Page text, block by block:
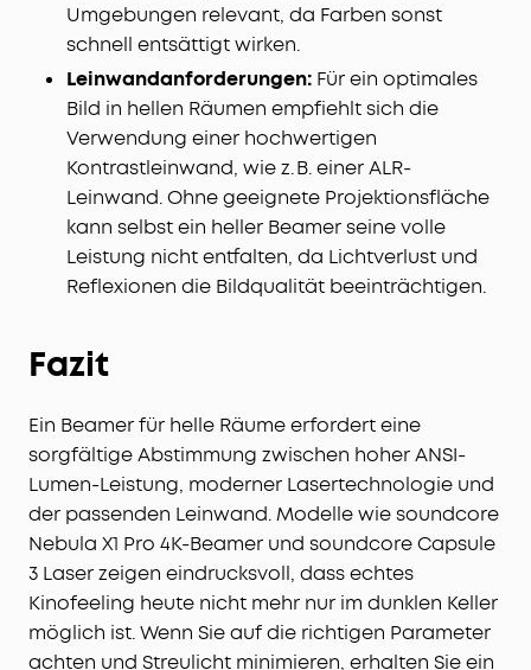
Umgebungen relevant, da Farben sonst
schnell entsättigt wirken.
Leinwandanforderungen: Für ein optimales
Bild in hellen Räumen empfiehlt sich die
Verwendung einer hochwertigen
Kontrastleinwand, wie z. B. einer ALR-
Leinwand. Ohne geeignete Projektionsfläche
kann selbst ein heller Beamer seine volle
Leistung nicht entfalten, da Lichtverlust und
Reflexionen die Bildqualität beeinträchtigen.
Fazit
Ein Beamer für helle Räume erfordert eine
sorgfältige Abstimmung zwischen hoher ANSI-
Lumen-Leistung, moderner Lasertechnologie und
der passenden Leinwand. Modelle wie soundcore
Nebula X1 Pro 4K-Beamer und soundcore Capsule
3 Laser zeigen eindrucksvoll, dass echtes
Kinofeeling heute nicht mehr nur im dunklen Keller
möglich ist. Wenn Sie auf die richtigen Parameter
achten und Streulicht minimieren, erhalten Sie ein